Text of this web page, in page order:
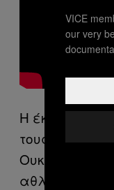
Η έκρυθμη
τους
Ουκρανία
αθλητισμό.
VICE
our very